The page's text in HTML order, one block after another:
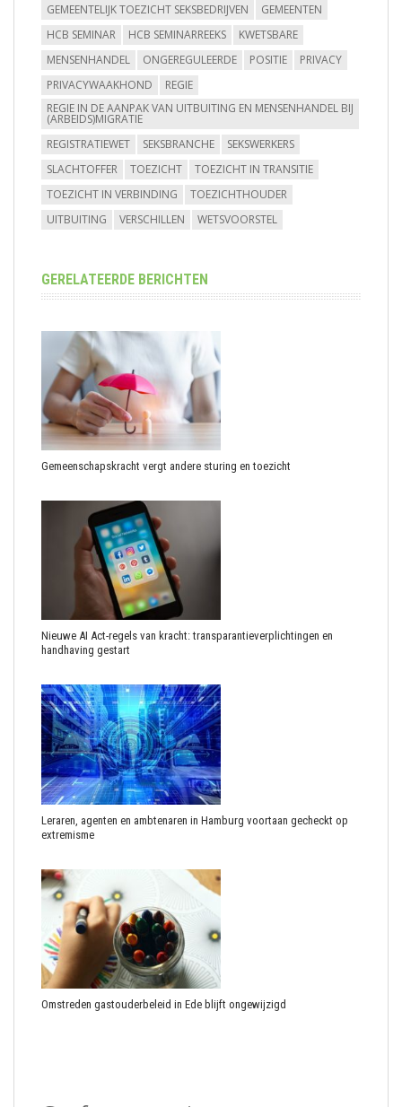
GEMEENTELIJK TOEZICHT SEKSBEDRIJVEN
GEMEENTEN
HCB SEMINAR
HCB SEMINARREEKS
KWETSBARE
MENSENHANDEL
ONGEREGULEERDE POSITIE
PRIVACY
PRIVACYWAAKHOND
REGIE
REGIE IN DE AANPAK VAN UITBUITING EN MENSENHANDEL BIJ
(ARBEIDS)MIGRATIE
REGISTRATIEWET
SEKSBRANCHE
SEKSWERKERS
SLACHTOFFER
TOEZICHT
TOEZICHT IN TRANSITIE
TOEZICHT IN VERBINDING
TOEZICHTHOUDER
UITBUITING
VERSCHILLEN WETSVOORSTEL
GERELATEERDE BERICHTEN
Gemeenschapskracht vergt andere sturing en toezicht
Nieuwe AI Act-regels van kracht: transparantieverplichtingen en
handhaving gestart
Leraren, agenten en ambtenaren in Hamburg voortaan gecheckt op
extremisme
Omstreden gastouderbeleid in Ede blijft ongewijzigd